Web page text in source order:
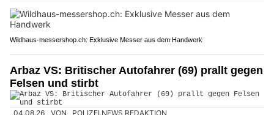
Wildhaus-messershop.ch: Exklusive Messer aus dem Handwerk
Arbaz VS: Britischer Autofahrer (69) prallt gegen
Felsen und stirbt
04.08.26 VON POLIZEI.NEWS REDAKTION